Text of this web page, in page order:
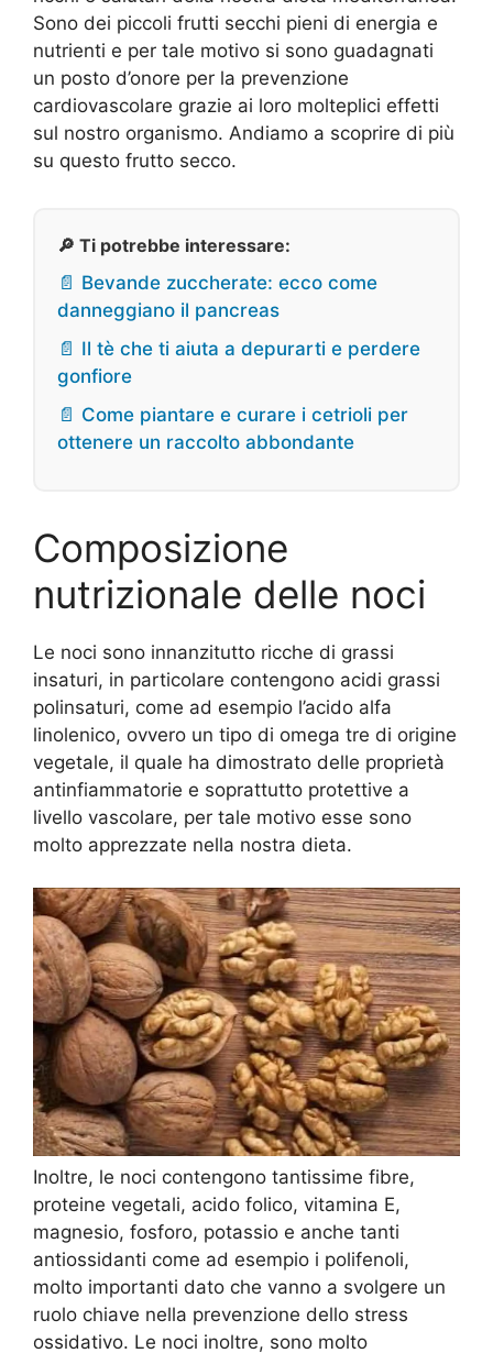
Sono dei piccoli frutti secchi pieni di energia e
nutrienti e per tale motivo si sono guadagnati
un posto d’onore per la prevenzione
cardiovascolare grazie ai loro molteplici effetti
sul nostro organismo. Andiamo a scoprire di più
su questo frutto secco.
🔎 Ti potrebbe interessare:
📄 Bevande zuccherate: ecco come
danneggiano il pancreas
📄 Il tè che ti aiuta a depurarti e perdere
gonfiore
📄 Come piantare e curare i cetrioli per
ottenere un raccolto abbondante
Composizione
nutrizionale delle noci
Le noci sono innanzitutto ricche di grassi
insaturi, in particolare contengono acidi grassi
polinsaturi, come ad esempio l’acido alfa
linolenico, ovvero un tipo di omega tre di origine
vegetale, il quale ha dimostrato delle proprietà
antinfiammatorie e soprattutto protettive a
livello vascolare, per tale motivo esse sono
molto apprezzate nella nostra dieta.
Inoltre, le noci contengono tantissime fibre,
proteine vegetali, acido folico, vitamina E,
magnesio, fosforo, potassio e anche tanti
antiossidanti come ad esempio i polifenoli,
molto importanti dato che vanno a svolgere un
ruolo chiave nella prevenzione dello stress
ossidativo. Le noci inoltre, sono molto